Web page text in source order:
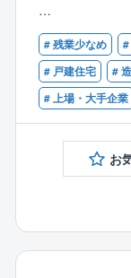
◎充実した福利
JFEスチールと
健康、医療や
備しており、
ープ割引もござ
◎徹底した勤
繁忙期には残
て、コンプラ
工事の発注を
◆その他、地盤
て頂きます。
住宅を建てる
きます！
【ポジション
住宅の宅地造
を分業化。各
土木施工管理
【歓迎】
◆土木施工管
◆建築士の有資
◆マネジメント
# 残業少なめ
# 戸建住宅
#
# 上場・大手企業
お